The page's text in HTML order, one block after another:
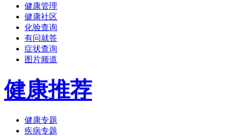
健康管理
健康社区
化验查询
有问就答
症状查询
图片频道
健康推荐
健康专题
疾病专题